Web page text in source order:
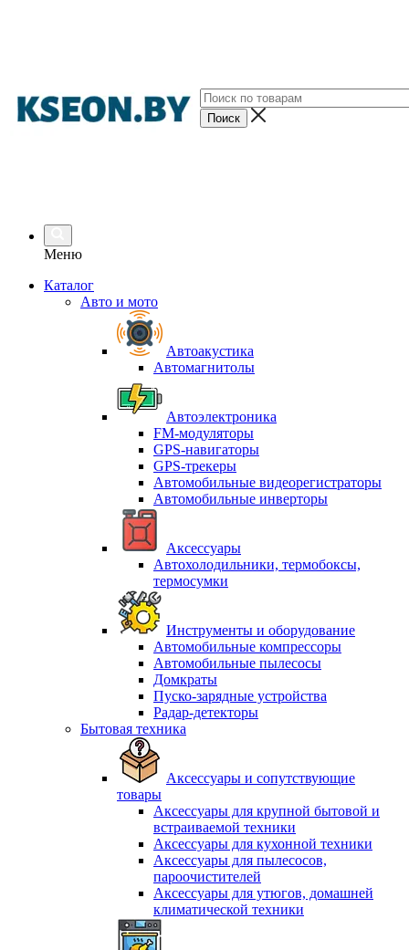
Меню
Каталог
Авто и мото
Автоакустика
Автомагнитолы
Автоэлектроника
FM-модуляторы
GPS-навигаторы
GPS-трекеры
Автомобильные видеорегистраторы
Автомобильные инверторы
Аксессуары
Автохолодильники, термобоксы,
термосумки
Инструменты и оборудование
Автомобильные компрессоры
Автомобильные пылесосы
Домкраты
Пуско-зарядные устройства
Радар-детекторы
Бытовая техника
Аксессуары и сопутствующие
товары
Аксессуары для крупной бытовой и
встраиваемой техники
Аксессуары для кухонной техники
Аксессуары для пылесосов,
пароочистителей
Аксессуары для утюгов, домашней
климатической техники